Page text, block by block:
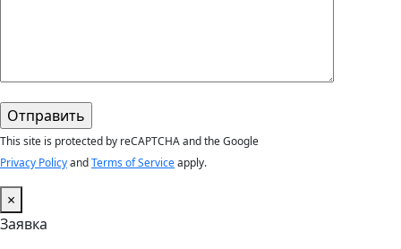
This site is protected by reCAPTCHA and the Google
Privacy PolicyandTerms of Serviceapply.
×
Заявка